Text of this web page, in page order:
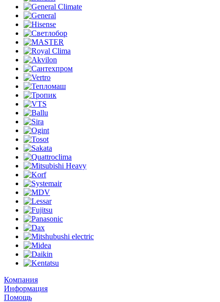
Компания
Информация
Помощь